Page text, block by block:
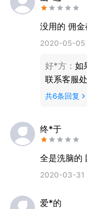
没用的 佣
2020-05-05
好*方： 如
联系客服处
共6条回复
终*于
全是洗脑的
2020-03-31
爱*的